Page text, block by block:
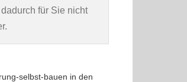
für Sie nicht
selbst-bauen in den